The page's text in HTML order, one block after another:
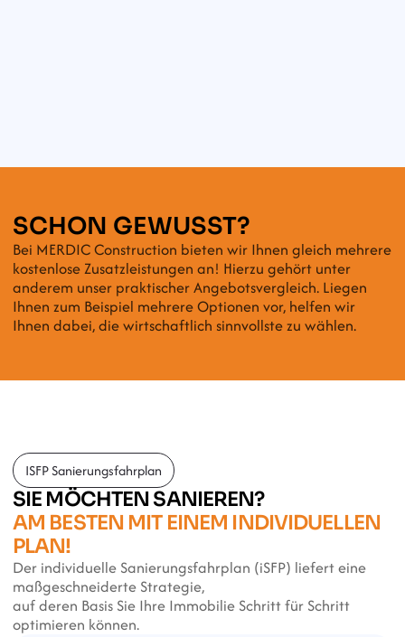
SCHON GEWUSST?
Bei MERDIC Construction bieten wir Ihnen gleich mehrere
kostenlose Zusatzleistungen an! Hierzu gehört unter
anderem unser praktischer Angebotsvergleich. Liegen
Ihnen zum Beispiel mehrere Optionen vor, helfen wir
Ihnen dabei, die wirtschaftlich sinnvollste zu wählen.
ISFP Sanierungsfahrplan
SIE MÖCHTEN SANIEREN?
AM BESTEN MIT EINEM INDIVIDUELLEN
PLAN!
Der individuelle Sanierungsfahrplan (iSFP) liefert eine
maßgeschneiderte Strategie,
auf deren Basis Sie Ihre Immobilie Schritt für Schritt
optimieren können.